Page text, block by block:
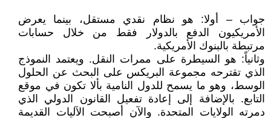
جواب – أولا: هو نظام نقدي مستقل، بينما يعرض
الأمريكيون الدفع بالدولار فقط من خلال حسابات
مرتبطة بالبنوك الأمريكية.
وثانياً: هو السيطرة على ممرات النقل. ويعتمد النموذج
الذي تقترحه مجموعة البريكس على البحث عن الحلول
الوسط، وهو ما يسمح للدول النامية بألا تكون في موقع
التابع. بالإضافة إلى إعادة تفعيل القانون الدولي الذي
دمرته الولايات المتحدة. والآن أصبحت الآليات القديمة